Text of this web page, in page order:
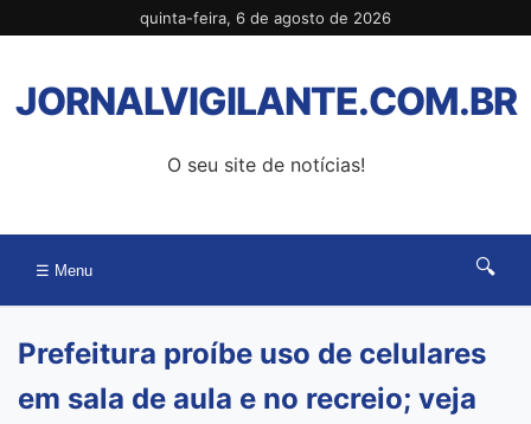
para
conteúdo
quinta-feira, 6 de agosto de 2026
JORNALVIGILANTE.COM.BR
O seu site de notícias!
☰ Menu 🔍
Prefeitura proíbe uso de celulares
em sala de aula e no recreio; veja